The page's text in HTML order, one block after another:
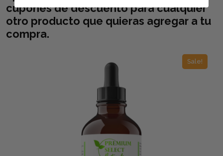
cupones de descuento para cualquier
otro producto que quieras agregar a tu
compra.
Sale!